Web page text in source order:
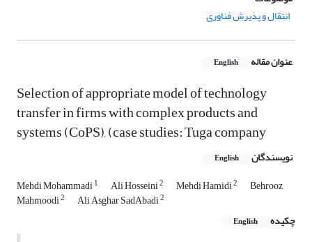
انتقال و پذیرش فناوری
عنوان مقاله English
Selection of appropriate model of technology
transfer in firms with complex products and
systems (CoPS), (case studies: Tuga company
نویسندگان English
Mehdi Mohammadi1 Ali Hosseini2 Mehdi Hamidi2 Behrooz
Mahmoodi2 Ali Asghar SadAbadi2
چکیده English